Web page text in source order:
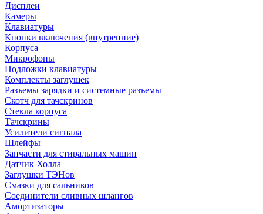
Дисплеи
Камеры
Клавиатуры
Кнопки включения (внутренние)
Корпуса
Микрофоны
Подложки клавиатуры
Комплекты заглушек
Разъемы зарядки и системные разъемы
Скотч для тачскринов
Стекла корпуса
Тачскрины
Усилители сигнала
Шлейфы
Запчасти для стиральных машин
Датчик Холла
Заглушки ТЭНов
Смазки для сальников
Соединители сливных шлангов
Амортизаторы